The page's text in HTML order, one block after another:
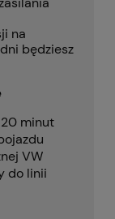
na
będziesz
minut
VW
do linii